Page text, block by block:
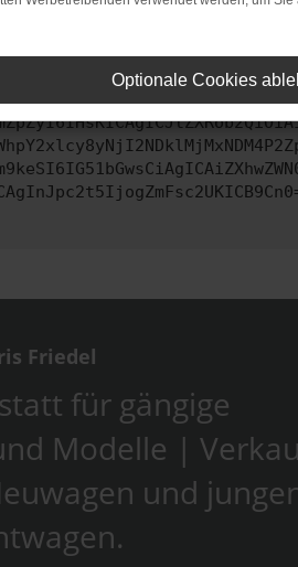
uns bitte. Wir werden
Friedel
für gängige
Modelle |
und
Optionale Cookies